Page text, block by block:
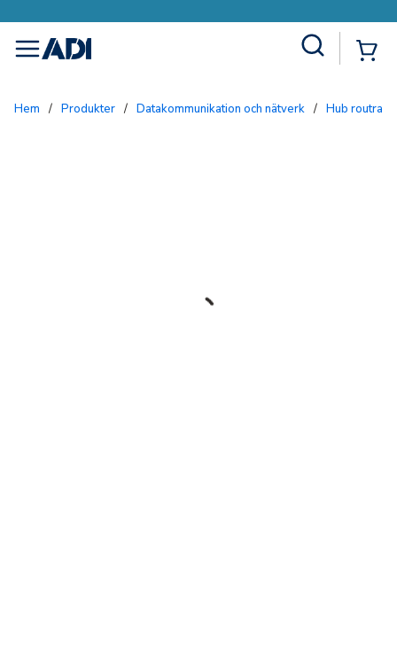
menu
Hem / Produkter / Datakommunikation och nätverk / Hub routrar